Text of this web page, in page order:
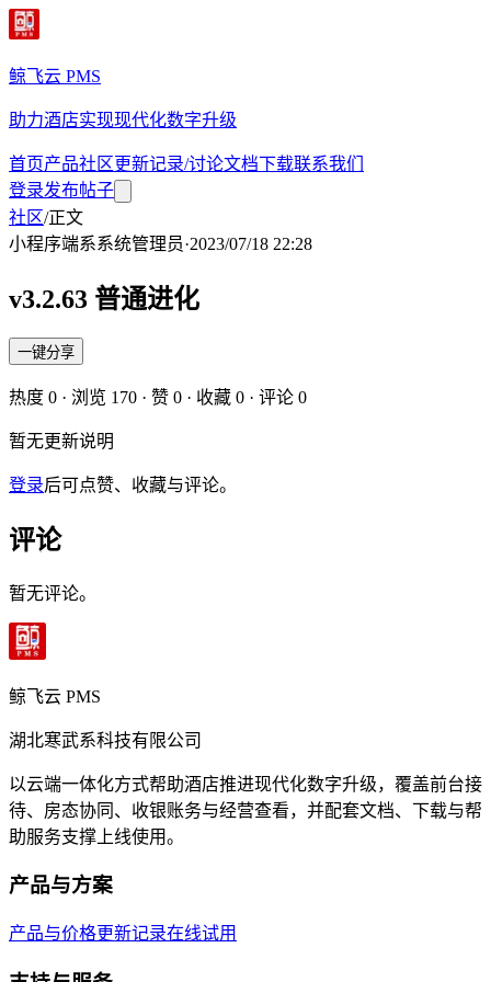
鲸飞云 PMS
助力酒店实现现代化数字升级
首页产品社区更新记录/讨论文档下载联系我们
登录发布帖子
社区/正文
小程序端系系统管理员·2023/07/18 22:28
v3.2.63 普通进化
一键分享
热度 0 · 浏览 170 · 赞 0 · 收藏 0 · 评论 0
暂无更新说明
登录后可点赞、收藏与评论。
评论
暂无评论。
鲸飞云 PMS
湖北寒武系科技有限公司
以云端一体化方式帮助酒店推进现代化数字升级，覆盖前台接
待、房态协同、收银账务与经营查看，并配套文档、下载与帮
助服务支撑上线使用。
产品与方案
产品与价格更新记录在线试用